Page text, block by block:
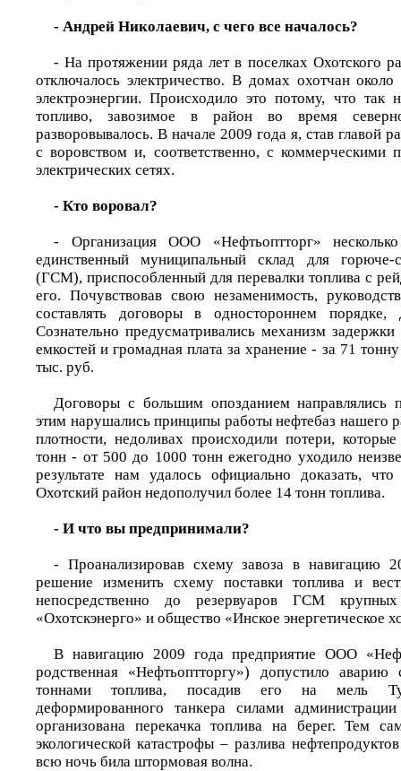
- Андрей Николаевич, с чего все началось?
- На протяжении ряда лет в поселках Охотского
отключалось электричество. В домах охотчан
электроэнергии. Происходило это потому, что так
топливо, завозимое в район во время
разворовывалось. В начале 2009 года я, став главой
с воровством и, соответственно, с коммерческими
электрических сетях.
- Кто воровал?
- Организация ООО «Нефтьоптторг»
единственный муниципальный склад для горюче-
(ГСМ), приспособленный для перевалки топлива с
его. Почувствовав свою незаменимость,
составлять договоры в одностороннем порядке,
Сознательно предусматривались механизм
емкостей и громадная плата за хранение - за 71
тыс. руб.
Договоры с большим опозданием направлялись
этим нарушались принципы работы нефтебаз нашего
плотности, недоливах происходили потери,
тонн - от 500 до 1000 тонн ежегодно уходило
результате нам удалось официально доказать,
Охотский район недополучил более 14 тонн топлива.
- И что вы предпринимали?
- Проанализировав схему завоза в навигацию
решение изменить схему поставки топлива и
непосредственно до резервуаров ГСМ
«Охотскэнерго» и общество «Инское энергетическое
В навигацию 2009 года предприятие ООО
родственная «Нефтьоптторгу») допустило
тоннами топлива, посадив его на мель
деформированного танкера силами
организована перекачка топлива на берег. Тем
экологической катастрофы – разлива
всю ночь била штормовая волна.